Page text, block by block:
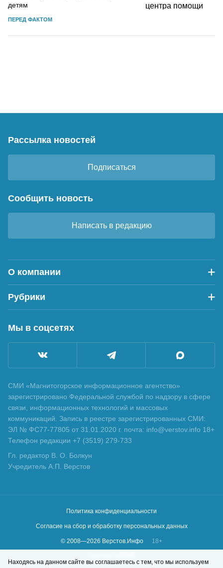
детям
ПЕРЕД ФАКТОМ
Рассылка новостей
Подписаться
Сообщить новость
Написать в редакцию
О компании
Рубрики
Мы в соцсетях
СМИ «Магнитогорское информационное агентство»
зарегистрировано Федеральной службой по надзору в сфере
связи, информационных технологий и массовых
коммуникаций. Запись в реестре зарегистрированных СМИ:
ЭЛ № ФС77-77805 от 31.01.2020 г. почта: info@verstov.info 18+
Телефон редакции +7 (3519) 279-733
Гл. редактор В. О. Болкун
Учредитель А.П. Верстов
Политика конфиденциальности
Согласие на сбор и обработку персональных данных
© 2008—2026 Верстов.Инфо
18+
Находясь на данном сайте вы соглашаетесь с тем, что мы используем